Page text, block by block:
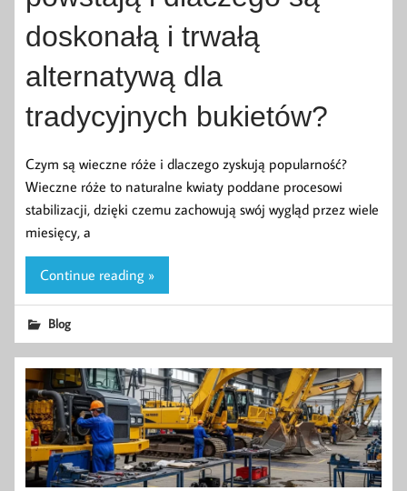
doskonałą i trwałą
alternatywą dla
tradycyjnych bukietów?
Czym są wieczne róże i dlaczego zyskują popularność?
Wieczne róże to naturalne kwiaty poddane procesowi
stabilizacji, dzięki czemu zachowują swój wygląd przez wiele
miesięcy, a
Continue reading »
Blog